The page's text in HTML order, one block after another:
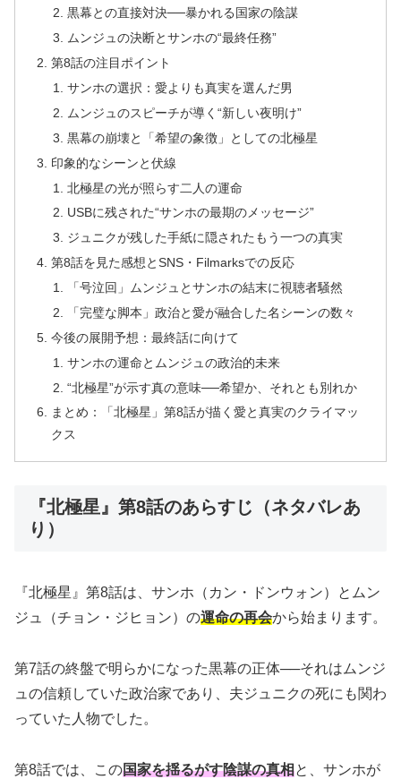
黒幕との直接対決──暴かれる国家の陰謀
ムンジュの決断とサンホの“最終任務”
第8話の注目ポイント
サンホの選択：愛よりも真実を選んだ男
ムンジュのスピーチが導く“新しい夜明け”
黒幕の崩壊と「希望の象徴」としての北極星
印象的なシーンと伏線
北極星の光が照らす二人の運命
USBに残された“サンホの最期のメッセージ”
ジュニクが残した手紙に隠されたもう一つの真実
第8話を見た感想とSNS・Filmarksでの反応
「号泣回」ムンジュとサンホの結末に視聴者騒然
「完璧な脚本」政治と愛が融合した名シーンの数々
今後の展開予想：最終話に向けて
サンホの運命とムンジュの政治的未来
“北極星”が示す真の意味──希望か、それとも別れか
まとめ：「北極星」第8話が描く愛と真実のクライマッ
クス
『北極星』第8話のあらすじ（ネタバレあ
り）
『北極星』第8話は、サンホ（カン・ドンウォン）とムン
ジュ（チョン・ジヒョン）の運命の再会から始まります。
第7話の終盤で明らかになった黒幕の正体──それはムンジ
ュの信頼していた政治家であり、夫ジュニクの死にも関わ
っていた人物でした。
第8話では、この国家を揺るがす陰謀の真相と、サンホが